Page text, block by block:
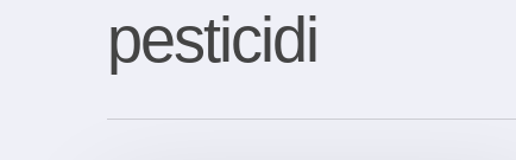
pesticidi